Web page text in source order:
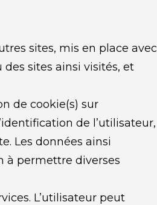
sites, mis en place avec
des sites ainsi visités, et
de cookie(s) sur
de l’utilisateur,
Les données ainsi
à permettre diverses
L’utilisateur peut